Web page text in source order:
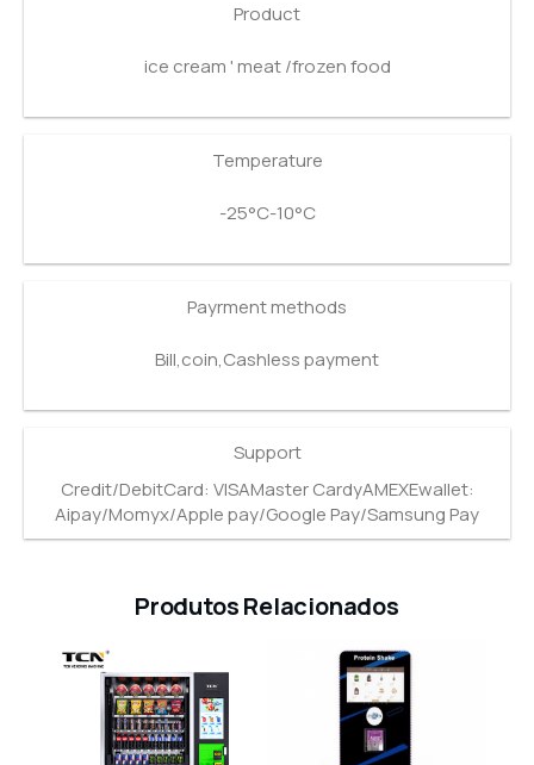
Product
ice cream ' meat /frozen food
Temperature
-25°C-10°C
Payrment methods
Bill,coin,Cashless payment
Support
Credit/DebitCard: VISAMaster CardyAMEXEwallet:
Aipay/Momyx/Apple pay/Google Pay/Samsung Pay
Produtos Relacionados